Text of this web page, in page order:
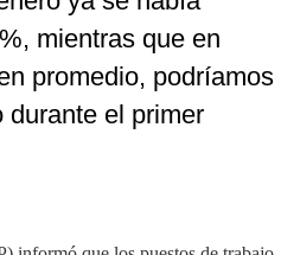
mientras que en
promedio, podríamos
durante el primer